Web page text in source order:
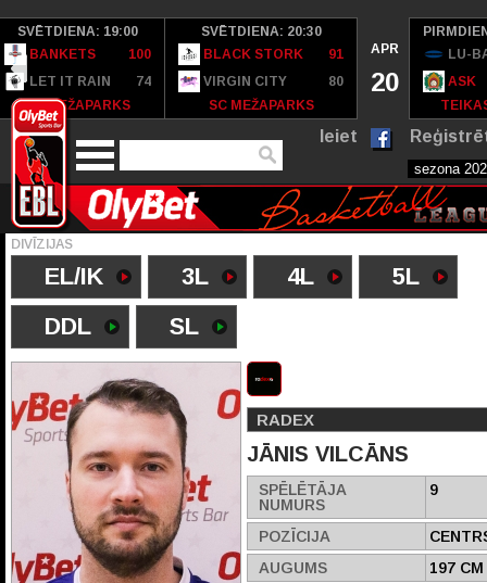
SVĒTDIENA: 19:00
BANKETS
100
LET IT RAIN
74
SC MEŽAPARKS
SVĒTDIENA: 20:30
BLACK STORK
91
VIRGIN CITY
80
SC MEŽAPARKS
APR
20
LU-
ASK
Ieiet
DIVĪZIJAS
EL/IK 3L 4L
5L
DDL
SL
RADEX
JĀNIS VILCĀNS
SPĒLĒTĀJA
NUMURS
9
POZĪCIJA
AUGUMS
197 CM